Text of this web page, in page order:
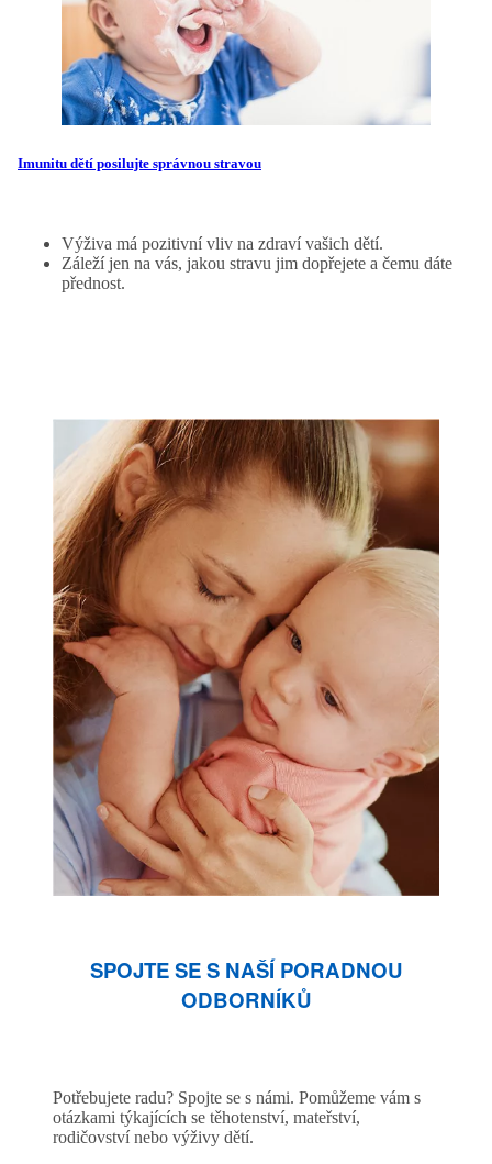
Imunitu dětí posilujte správnou stravou
Výživa má pozitivní vliv na zdraví vašich dětí.
Záleží jen na vás, jakou stravu jim dopřejete a čemu dáte
přednost.
SPOJTE SE S NAŠÍ PORADNOU
ODBORNÍKŮ
Potřebujete radu? Spojte se s námi. Pomůžeme vám s
otázkami týkajících se těhotenství, mateřství,
rodičovství nebo výživy dětí.